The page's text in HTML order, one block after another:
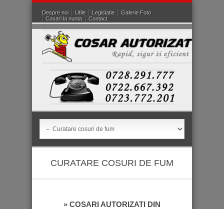
Despre noi Utile Legislatie
Galerie Foto
Cosari la nunta
Contact
CURATARE COSURI DE FUM
» COSARI AUTORIZATI DIN